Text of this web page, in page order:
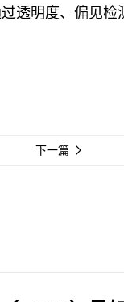
透明度、偏见检
下一篇